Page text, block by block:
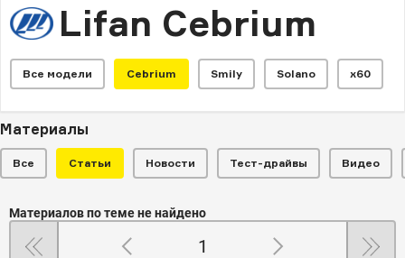
Lifan Cebrium
Все модели Cebrium Smily Solano x60
Материалы
Все Статьи Новости Тест-драйвы Видео
Материалов по теме не найдено
1